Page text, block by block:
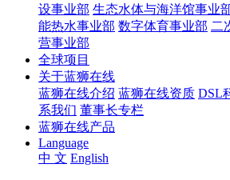
设事业部 生态水体与海洋馆事业
能热水事业部 数字体育事业部 二
营事业部
全球项目
关于蓝狮在线
蓝狮在线介绍 蓝狮在线资质 DSL
系我们 董事长专栏
蓝狮在线产品
Language
中 文 English